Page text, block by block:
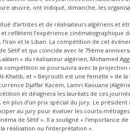
œuvre, ont indiqué, dimanche, les
d’artistes et de réalisateurs algériens et
reflètent l’expérience cinématographique
l’Iran et le Liban. La compétition de cet
Sétif et qui coïncide avec le 79ème
» du réalisateur algérien, Mohamed
compétition se poursuivra avec la
Khatib, et « Beyrouth est une femelle » de
Djaffar Kacem, Lamri Kaouane
et désignera les lauréats de ces
en plus d’un prix spécial du jury. Le
au jury pour évaluer les courts-
de Sétif ». Il a souligné « l’importance
réalisation ou l’interprétation ».